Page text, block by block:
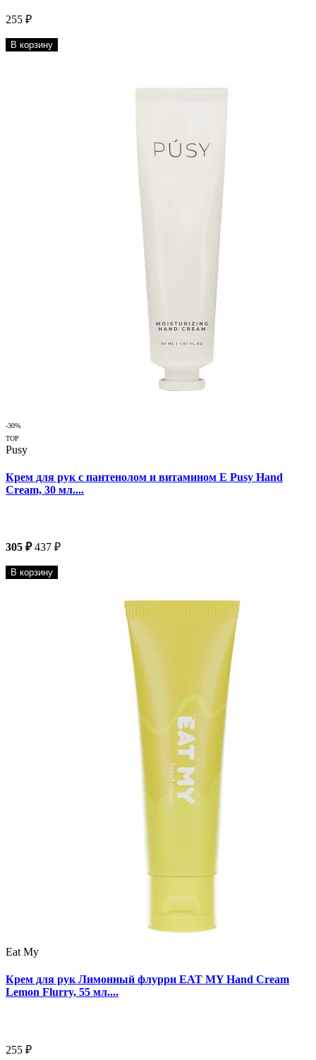
255 ₽
В корзину
-30%
TOP
Pusy
Крем для рук с пантенолом и витамином Е Pusy Hand
Cream, 30 мл....
305 ₽ 437 ₽
В корзину
Eat My
Крем для рук Лимонный флурри EAT MY Hand Сream
Lemon Flurry, 55 мл....
255 ₽